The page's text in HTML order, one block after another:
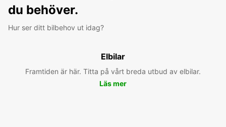
du behöver.
Hur ser ditt bilbehov ut idag?
Elbilar
Framtiden är här. Titta på vårt breda utbud av elbilar.
Läs mer